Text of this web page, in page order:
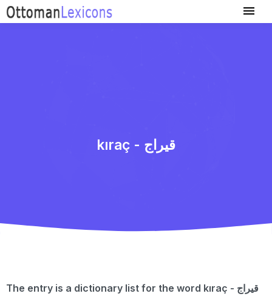
kıraç - قیراج
The entry is a dictionary list for the word kıraç - قیراج